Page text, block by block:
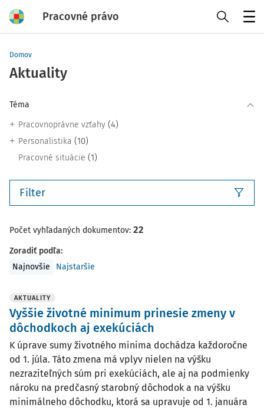
Pracovné právo
Domov
Aktuality
Téma
Pracovnoprávne vzťahy (4)
Personalistika (10)
Pracovné situácie (1)
Filter
Počet vyhľadaných dokumentov: 22
Zoradiť podľa:
Najnovšie
Najstaršie
AKTUALITY
Vyššie životné minimum prinesie zmeny v
dôchodkoch aj exekúciách
K úprave sumy životného minima dochádza každoročne
od 1. júla. Táto zmena má vplyv nielen na výšku
nezraziteľných súm pri exekúciách, ale aj na podmienky
nároku na predčasný starobný dôchodok a na výšku
minimálneho dôchodku, ktorá sa upravuje od 1. januára